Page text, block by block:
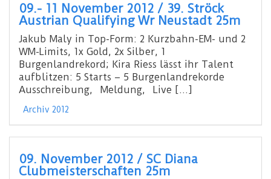
09.- 11 November 2012 / 39. Ströck
Austrian Qualifying Wr Neustadt 25m
Jakub Maly in Top-Form: 2 Kurzbahn-EM- und 2
WM-Limits, 1x Gold, 2x Silber, 1
Burgenlandrekord; Kira Riess lässt ihr Talent
aufblitzen: 5 Starts – 5 Burgenlandrekorde
Ausschreibung, Meldung, Live […]
Archiv 2012
09. November 2012 / SC Diana
Clubmeisterschaften 25m